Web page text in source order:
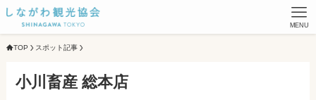
MENU
TOP スポット記事
小川畜産 総本店